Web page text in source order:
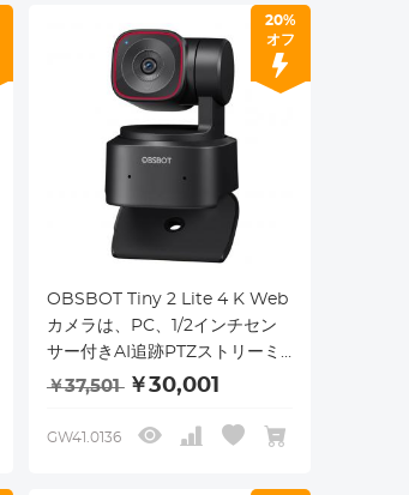
20%
オフ
OBSBOT Tiny 2 Lite 4 K Web
カメラは、PC、1/2インチセン
サー付きAI追跡PTZストリーミ
ングカメラ、ジェスチャー制
デスクトップPC、ノートPC、
￥37,501 ￥30,001
GW41.0136